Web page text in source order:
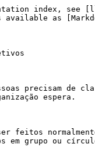
index, see
available as
precisam de
espera.
feitos
em grupo ou